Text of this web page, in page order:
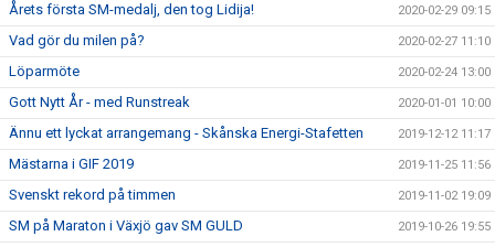
Årets första SM-medalj, den tog Lidija! 2020-02-29 09:15
Vad gör du milen på? 2020-02-27 11:10
Löparmöte 2020-02-24 13:00
Gott Nytt År - med Runstreak 2020-01-01 10:00
Ännu ett lyckat arrangemang - Skånska Energi-Stafetten 2019-12-12 11:17
Mästarna i GIF 2019 2019-11-25 11:56
Svenskt rekord på timmen 2019-11-02 19:09
SM på Maraton i Växjö gav SM GULD 2019-10-26 19:55